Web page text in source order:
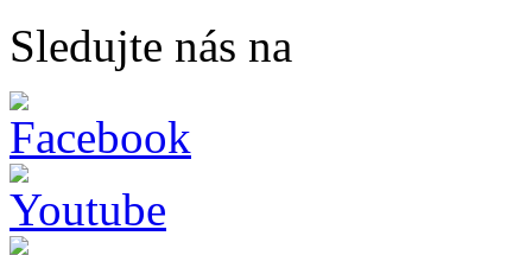
Sledujte nás na